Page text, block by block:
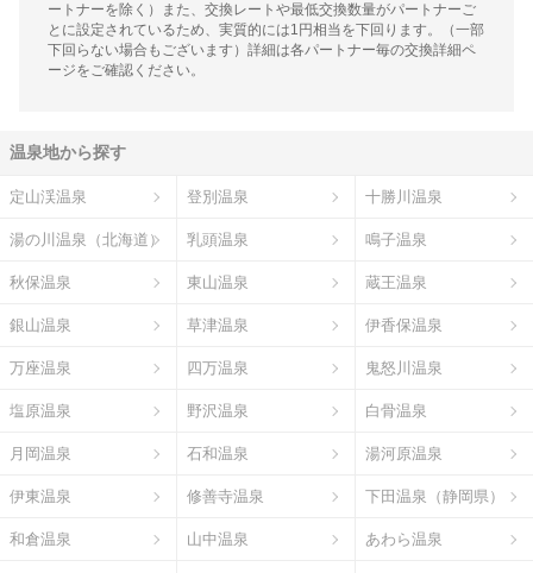
ートナーを除く）また、交換レートや最低交換数量がパートナーご
とに設定されているため、実質的には1円相当を下回ります。（一部
下回らない場合もございます）詳細は各パートナー毎の交換詳細ペ
ージをご確認ください。
温泉地から探す
定山渓温泉 登別温泉 十勝川温泉
湯の川温泉（北海道） 乳頭温泉 鳴子温泉
秋保温泉 東山温泉 蔵王温泉
銀山温泉 草津温泉 伊香保温泉
万座温泉 四万温泉 鬼怒川温泉
塩原温泉 野沢温泉 白骨温泉
月岡温泉 石和温泉 湯河原温泉
伊東温泉 修善寺温泉 下田温泉（静岡県）
和倉温泉 山中温泉 あわら温泉